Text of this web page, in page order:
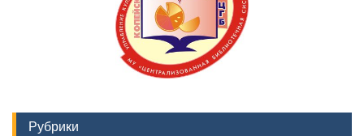
Рубрики